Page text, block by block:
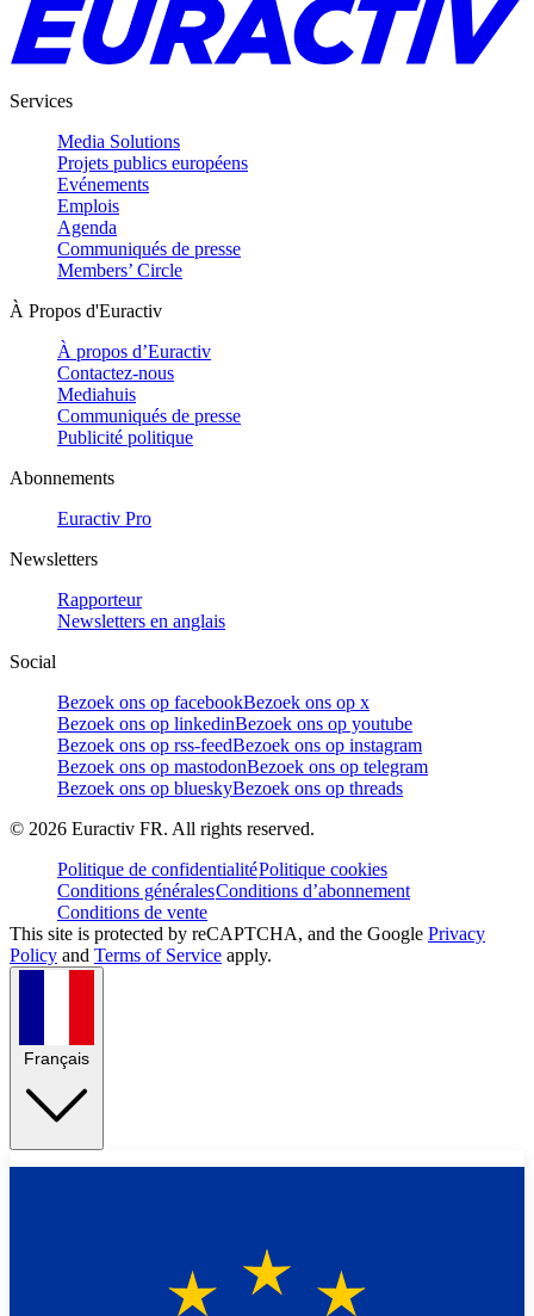
Services
Media Solutions
Projets publics européens
Evénements
Emplois
Agenda
Communiqués de presse
Members’ Circle
À Propos d'Euractiv
À propos d’Euractiv
Contactez-nous
Mediahuis
Communiqués de presse
Publicité politique
Abonnements
Euractiv Pro
Newsletters
Rapporteur
Newsletters en anglais
Social
Bezoek ons op facebookBezoek ons op x
Bezoek ons op linkedinBezoek ons op youtube
Bezoek ons op rss-feedBezoek ons op instagram
Bezoek ons op mastodonBezoek ons op telegram
Bezoek ons op blueskyBezoek ons op threads
© 2026 Euractiv FR. All rights reserved.
Politique de confidentialitéPolitique cookies
Conditions généralesConditions d’abonnement
Conditions de vente
This site is protected by reCAPTCHA, and the Google Privacy
Policy and Terms of Service apply.
Français